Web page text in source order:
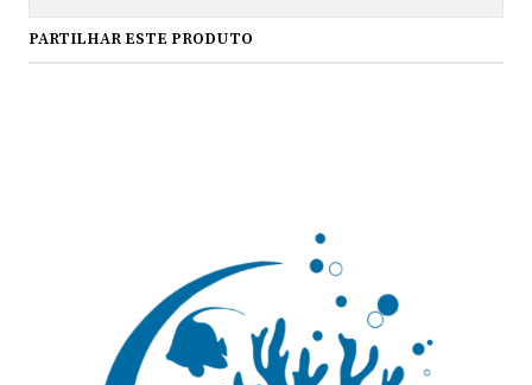
PARTILHAR ESTE PRODUTO